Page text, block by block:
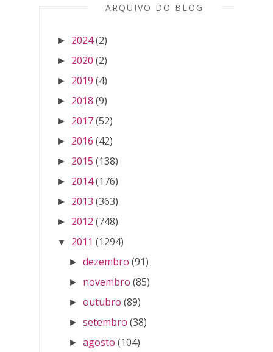
ARQUIVO DO BLOG
► 2024(2)
► 2020 (2)
► 2019 (4)
► 2018 (9)
► 2017(52)
► 2016 (42)
► 2015 (138)
► 2014(176)
► 2013 (363)
► 2012 (748)
▼ 2011 (1294)
►dezembro (91)
► novembro (85)
►outubro (89)
►setembro (38)
►agosto (104)